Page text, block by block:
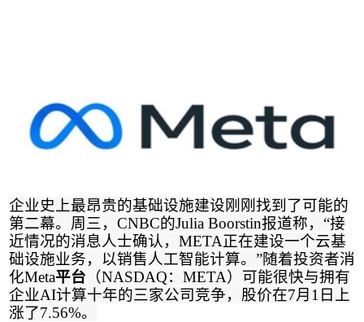
企业史上最昂贵的基础设施建设刚刚找到了可能的
第二幕。周三， CNBC的Julia Boorstin报道称， “接
近情况的消息人士确认， META正在建设一个云基
础设施业务，以销售人工智能计算。 ”随着投资者消
化Meta平台 （NASDAQ： META）可能很快与拥有
企业AI计算十年的三家公司竞争，股价在7月 1 日上
涨了7.56%。